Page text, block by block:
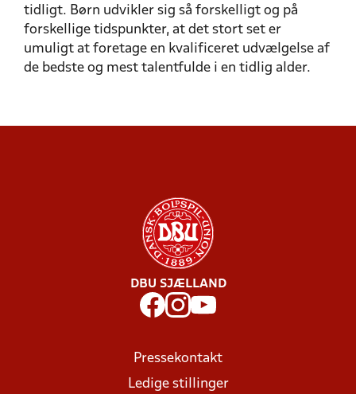
tidligt. Børn udvikler sig så forskelligt og på
forskellige tidspunkter, at det stort set er
umuligt at foretage en kvalificeret udvælgelse af
de bedste og mest talentfulde i en tidlig alder.
DBU SJÆLLAND
Pressekontakt
Ledige stillinger